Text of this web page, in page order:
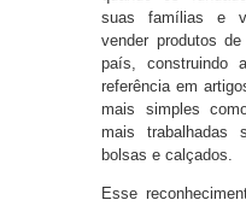
suas famílias e
vender produtos
país, construindo
referência em
mais simples
mais trabalhadas
bolsas e calçados.
Esse